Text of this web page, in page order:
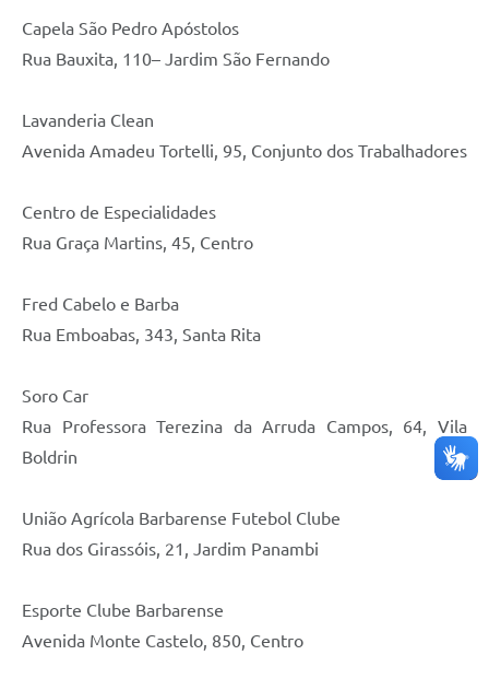
Capela São Pedro Apóstolos
Rua Bauxita, 110– Jardim São Fernando
Lavanderia Clean
Avenida Amadeu Tortelli, 95, Conjunto dos Trabalhadores
Centro de Especialidades
Rua Graça Martins, 45, Centro
Fred Cabelo e Barba
Rua Emboabas, 343, Santa Rita
Soro Car
Rua Professora Terezina da Arruda Campos, 64, Vila
Boldrin
União Agrícola Barbarense Futebol Clube
Rua dos Girassóis, 21, Jardim Panambi
Esporte Clube Barbarense
Avenida Monte Castelo, 850, Centro